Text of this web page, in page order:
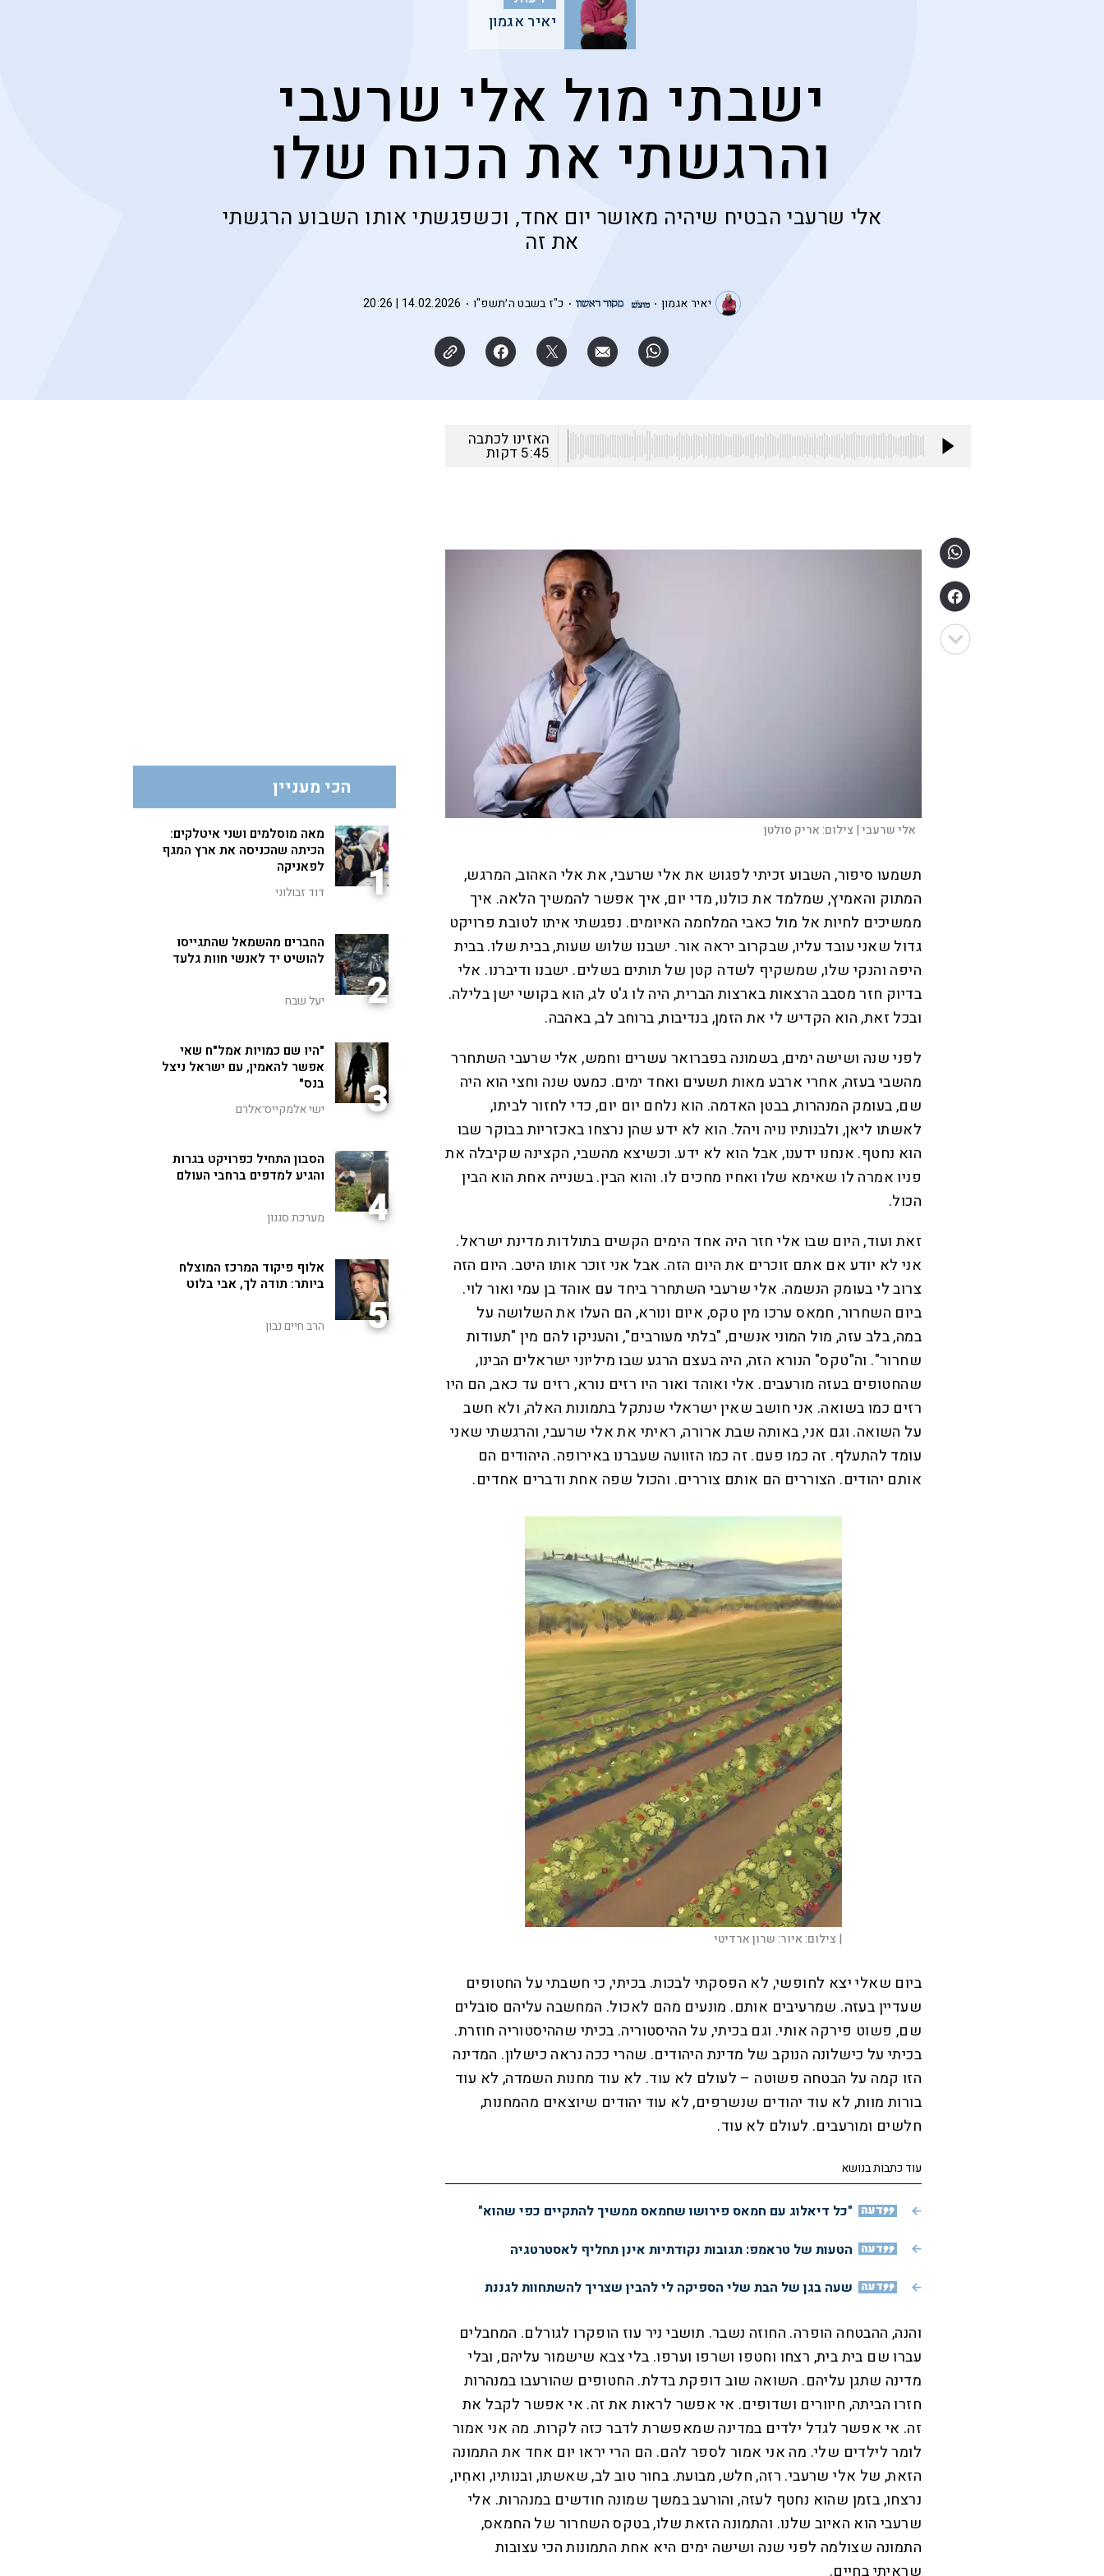
יאיר אגמון
ישבתי מול אלי שרעבי
והרגשתי את הכוח שלו
אלי שרעבי הבטיח שיהיה מאושר יום אחד, וכשפגשתי אותו השבוע הרגשתי
את זה
יאיר אגמון כ"ז בשבט ה׳תשפ"ו 14.02.2026 | 20:26
האזינו לכתבה
5:45 דקות
אלי שרעבי | צילום:אריק סולטן
תשמעו סיפור, השבוע זכיתי לפגוש את אלי שרעבי, את אלי האהוב, המרגש,
המתוק והאמיץ, שמלמד את כולנו, מדי יום, איך אפשר להמשיך הלאה. איך
ממשיכים לחיות אל מול כאבי המלחמה האיומים. נפגשתי איתו לטובת פרויקט
גדול שאני עובד עליו, שבקרוב יראה אור. ישבנו שלוש שעות, בבית שלו. בבית
היפה והנקי שלו, שמשקיף לשדה קטן של תותים בשלים. ישבנו ודיברנו. אלי
בדיוק חזר מסבב הרצאות בארצות הברית, היה לו ג'ט לג, הוא בקושי ישן בלילה.
ובכל זאת, הוא הקדיש לי את הזמן, בנדיבות, ברוחב לב, באהבה.
לפני שנה ושישה ימים, בשמונה בפברואר עשרים וחמש, אלי שרעבי השתחרר
מהשבי בעזה, אחרי ארבע מאות תשעים ואחד ימים. כמעט שנה וחצי הוא היה
שם, בעומק המנהרות, בבטן האדמה. הוא נלחם יום יום, כדי לחזור לביתו,
לאשתו ליאן, ולבנותיו נויה ויהל. הוא לא ידע שהן נרצחו באכזריות בבוקר שבו
הוא נחטף. אנחנו ידענו, אבל הוא לא ידע. וכשיצא מהשבי, הקצינה שקיבלה את
פניו אמרה לו שאימא שלו ואחיו מחכים לו. והוא הבין. בשנייה אחת הוא הבין
הכול.
זאת ועוד, היום שבו אלי חזר היה אחד הימים הקשים בתולדות מדינת ישראל.
אני לא יודע אם אתם זוכרים את היום הזה. אבל אני זוכר אותו היטב. היום הזה
צרוב לי בעומק הנשמה. אלי שרעבי השתחרר ביחד עם אוהד בן עמי ואור לוי.
ביום השחרור, חמאס ערכו מין טקס, איום ונורא, הם העלו את השלושה על
במה, בלב עזה, מול המוני אנשים, "בלתי מעורבים", והעניקו להם מין "תעודות
שחרור". וה"טקס" הנורא הזה, היה בעצם הרגע שבו מיליוני ישראלים הבינו,
שהחטופים בעזה מורעבים. אלי ואוהד ואור היו רזים נורא, רזים עד כאב, הם היו
רזים כמו בשואה. אני חושב שאין ישראלי שנתקל בתמונות האלה, ולא חשב
על השואה. וגם אני, באותה שבת ארורה, ראיתי את אלי שרעבי, והרגשתי שאני
עומד להתעלף. זה כמו פעם. זה כמו הזוועה שעברנו באירופה. היהודים הם
אותם יהודים. הצוררים הם אותם צוררים. והכול שפה אחת ודברים אחדים.
| צילום:איור: שרון ארדיטי
ביום שאלי יצא לחופשי, לא הפסקתי לבכות. בכיתי, כי חשבתי על החטופים
שעדיין בעזה. שמרעיבים אותם. מונעים מהם לאכול. המחשבה עליהם סובלים
שם, פשוט פירקה אותי. וגם בכיתי, על ההיסטוריה. בכיתי שההיסטוריה חוזרת.
בכיתי על כישלונה הנוקב של מדינת היהודים. שהרי ככה נראה כישלון. המדינה
הזו קמה על הבטחה פשוטה – לעולם לא עוד. לא עוד מחנות השמדה, לא עוד
בורות מוות, לא עוד יהודים שנשרפים, לא עוד יהודים שיוצאים מהמחנות,
חלשים ומורעבים. לעולם לא עוד.
עוד כתבות בנושא
דעה "כל דיאלוג עם חמאס פירושו שחמאס ממשיך להתקיים כפי שהוא"
דעה הטעות של טראמפ: תגובות נקודתיות אינן תחליף לאסטרטגיה
דעה שעה בגן של הבת שלי הספיקה לי להבין שצריך להשתחוות לגננת
והנה, ההבטחה הופרה. החוזה נשבר. תושבי ניר עוז הופקרו לגורלם. המחבלים
עברו שם בית בית, רצחו וחטפו ושרפו וערפו. בלי צבא שישמור עליהם, ובלי
מדינה שתגן עליהם. השואה שוב דופקת בדלת. החטופים שהורעבו במנהרות
חזרו הביתה, חיוורים ושדופים. אי אפשר לראות את זה. אי אפשר לקבל את
זה. אי אפשר לגדל ילדים במדינה שמאפשרת לדבר כזה לקרות. מה אני אמור
לומר לילדים שלי. מה אני אמור לספר להם. הם הרי יראו יום אחד את התמונה
הזאת, של אלי שרעבי. רזה, חלש, מבועת. בחור טוב לב, שאשתו, ובנותיו, ואחִיו,
נרצחו, בזמן שהוא נחטף לעזה, והורעב במשך שמונה חודשים במנהרות. אלי
שרעבי הוא האיוב שלנו. והתמונה הזאת שלו, בטקס השחרור של החמאס,
התמונה שצולמה לפני שנה ושישה ימים היא אחת התמונות הכי עצובות
הכי מעניין
1
מאה מוסלמים ושני איטלקים:
הכיתה שהכניסה את ארץ המגף
לפאניקה
דוד זבולוני
2
החברים מהשמאל שהתגייסו
להושיט יד לאנשי חוות גלעד
יעל שבח
3
"היו שם כמויות אמל"ח שאי
אפשר להאמין, עם ישראל ניצל
בנס"
ישי אלמקייס־אלרם
4
הסבון התחיל כפרויקט בגרות
והגיע למדפים ברחבי העולם
מערכת סגנון
5
אלוף פיקוד המרכז המוצלח
ביותר: תודה לך, אבי בלוט
הרב חיים נבון